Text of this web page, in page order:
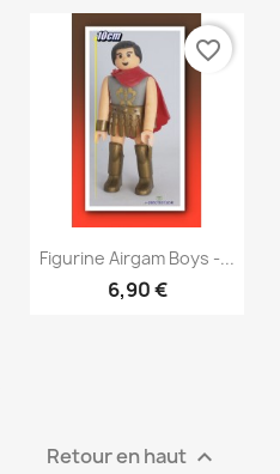
Aperçu rapide
Figurine Airgam Boys -...
6,90 €
favorite_border
Retour en haut 